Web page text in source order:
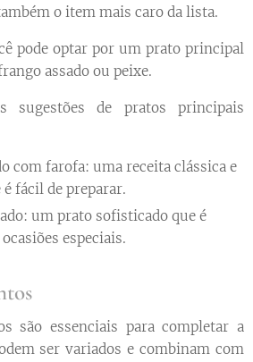
o item mais caro da lista.
pode optar por um prato principal
assado ou peixe.
sugestões de pratos principais
com farofa: uma receita clássica e
fácil de preparar.
um prato sofisticado que é
especiais.
são essenciais para completar a
ser variados e combinam com